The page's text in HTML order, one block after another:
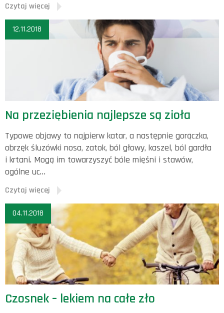
Czytaj więcej
12.11.2018
Na przeziębienia najlepsze są zioła
Typowe objawy to najpierw katar, a następnie gorączka,
obrzęk śluzówki nosa, zatok, ból głowy, kaszel, ból gardła
i krtani. Mogą im towarzyszyć bóle mięśni i stawów,
ogólne uc…
Czytaj więcej
04.11.2018
Czosnek – lekiem na całe zło